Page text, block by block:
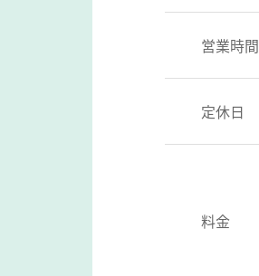
営業時間
定休日
料金